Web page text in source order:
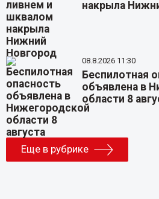
накрыла
08.8.2026 11:30
Беспилотная
объявлена в
области 8
Еще в рубрике